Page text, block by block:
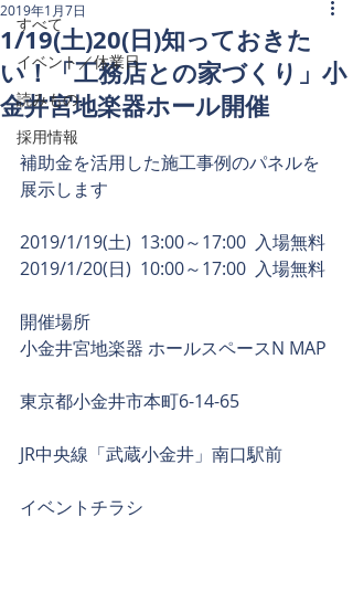
すべて
イベント／休業日
読みもの
採用情報
1/19(土)20(日)知っておきた
い！「工務店との家づくり」小
金井宮地楽器ホール開催
2019年1月7日
補助金を活用した施工事例のパネルを
展示します
2019/1/19(土)  13:00～17:00  入場無料
2019/1/20(日)  10:00～17:00  入場無料
開催場所
小金井宮地楽器 ホールスペースN MAP
東京都小金井市本町6-14-65
JR中央線「武蔵小金井」南口駅前
イベントチラシ